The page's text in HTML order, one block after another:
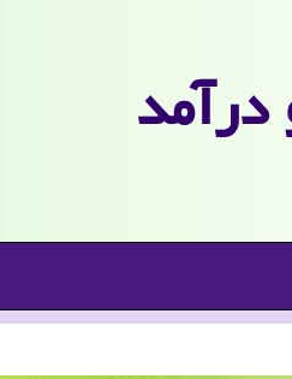
درآمد